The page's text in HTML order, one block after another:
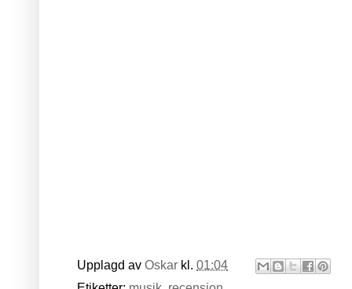
Upplagd av Oskar kl. 01:04